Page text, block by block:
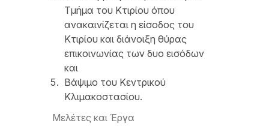
Τμήμα του Κτιρίου όπου
ανακαινίζεται η είσοδος του
Κτιρίου και διάνοιξη θύρας
επικοινωνίας των δυο εισόδων
και
Βάψιμο του Κεντρικού
Κλιμακοστασίου.
Μελέτες και Έργα